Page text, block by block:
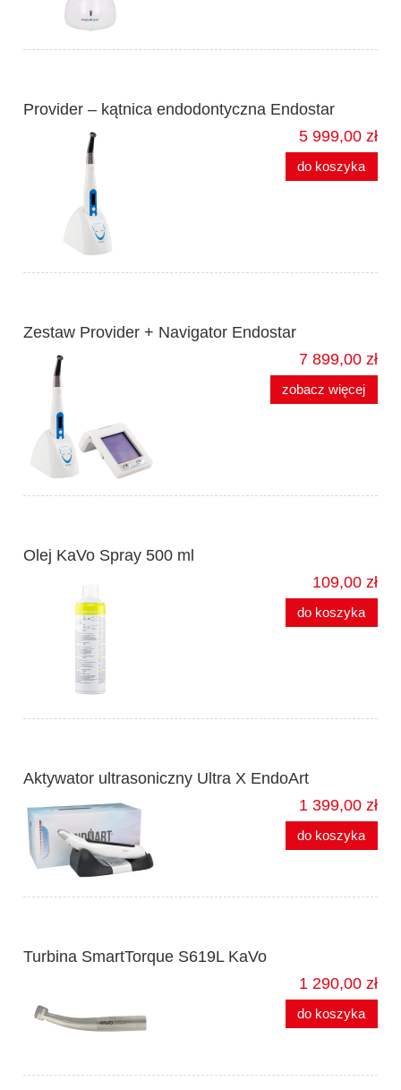
Provider – kątnica endodontyczna Endostar
5 999,00 zł
do koszyka
Zestaw Provider + Navigator Endostar
7 899,00 zł
zobacz więcej
Olej KaVo Spray 500 ml
109,00 zł
do koszyka
Aktywator ultrasoniczny Ultra X EndoArt
1 399,00 zł
do koszyka
Turbina SmartTorque S619L KaVo
1 290,00 zł
do koszyka